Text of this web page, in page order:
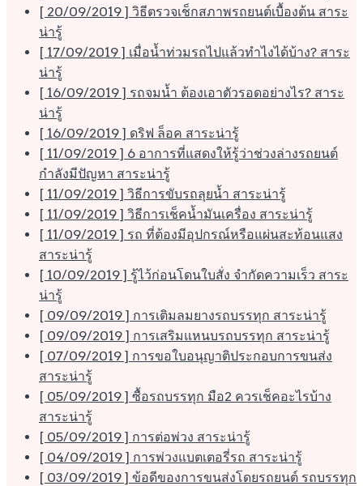
[ 20/09/2019 ] วิธีตรวจเช็กสภาพรถยนต์เบื้องต้น สาระ
น่ารู้
[ 17/09/2019 ] เมื่อน้ำท่วมรถไปแล้วทำไงได้บ้าง? สาระ
น่ารู้
[ 16/09/2019 ] รถจมน้ำ ต้องเอาตัวรอดอย่างไร? สาระ
น่ารู้
[ 16/09/2019 ] ดริฟ ล็อค สาระน่ารู้
[ 11/09/2019 ] 6 อาการที่แสดงให้รู้ว่าช่วงล่างรถยนต์
กำลังมีปัญหา สาระน่ารู้
[ 11/09/2019 ] วิธีการขับรถลุยน้ำ สาระน่ารู้
[ 11/09/2019 ] วิธีการเช็คน้ำมันเครื่อง สาระน่ารู้
[ 11/09/2019 ] รถ ที่ต้องมีอุปกรณ์หรือแผ่นสะท้อนแสง
สาระน่ารู้
[ 10/09/2019 ] รู้ไว้ก่อนโดนใบสั่ง จำกัดความเร็ว สาระ
น่ารู้
[ 09/09/2019 ] การเติมลมยางรถบรรทุก สาระน่ารู้
[ 09/09/2019 ] การเสริมแหนบรถบรรทุก สาระน่ารู้
[ 07/09/2019 ] การขอใบอนุญาติประกอบการขนส่ง
สาระน่ารู้
[ 05/09/2019 ] ซื้อรถบรรทุก มือ2 ควรเช็คอะไรบ้าง
สาระน่ารู้
[ 05/09/2019 ] การต่อพ่วง สาระน่ารู้
[ 04/09/2019 ] การพ่วงแบตเตอรี่รถ สาระน่ารู้
[ 03/09/2019 ] ข้อดีของการขนส่งโดยรถยนต์ รถบรรทุก